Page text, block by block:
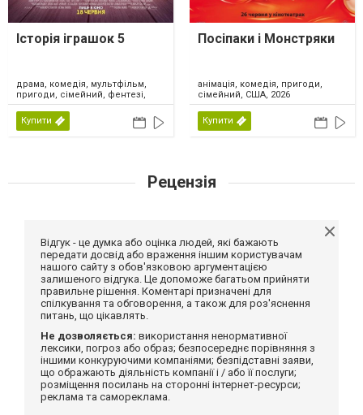
Історія іграшок 5
драма, комедія, мультфільм,
пригоди, сімейний, фентезі,
США, 2026
Купити
Посіпаки і Монстряки
анімація, комедія, пригоди,
сімейний, США, 2026
Купити
Рецензія
Відгук - це думка або оцінка людей, які бажають
передати досвід або враження іншим користувачам
нашого сайту з обов'язковою аргументацією
залишеного відгука. Це допоможе багатьом прийняти
правильне рішення. Коментарі призначені для
спілкування та обговорення, а також для роз'яснення
питань, що цікавлять.
Не дозволяється: використання ненормативної
лексики, погроз або образ; безпосереднє порівняння з
іншими конкуруючими компаніями; безпідставні заяви,
що ображають діяльність компанії і / або її послуги;
розміщення посилань на сторонні інтернет-ресурси;
реклама та самореклама.